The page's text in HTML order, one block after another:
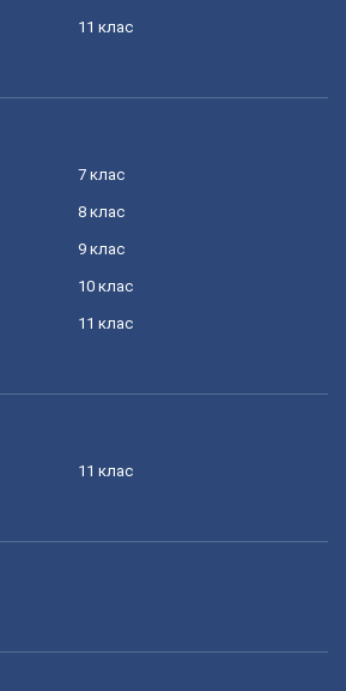
11 клас
7 клас
8 клас
9 клас
10 клас
11 клас
11 клас